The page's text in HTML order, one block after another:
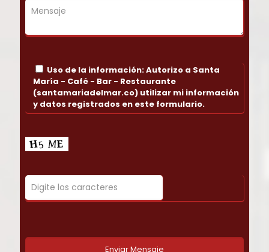
Uso de la información: Autorizo a Santa
María - Café - Bar - Restaurante
(santamariadelmar.co) utilizar mi información
y datos registrados en este formulario.